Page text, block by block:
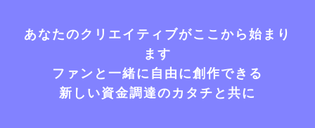
あなたのクリエイティブがここから始まり
ます
ファンと一緒に自由に創作できる
新しい資金調達のカタチと共に